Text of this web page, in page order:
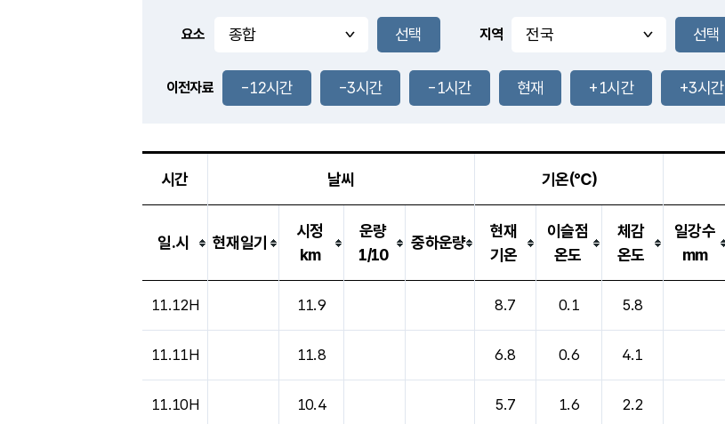
풍도
3.7m/s
-mm
29.2
℃
-
29.5℃
0.8m/s
-mm
-mm
요소 지역
이전자료 -12시간 -3시간 -1시간 현재 +1시간 +3시간
시간 날씨 기온(℃)
일.시 현재일기
시정
km
운량
1/10
중하운량
현재
기온
이슬점
온도
체감
온도
일강수
mm
11.12H 11.9 8.7 0.1 5.8
11.11H 11.8 6.8 0.6 4.1
11.10H 10.4 5.7 1.6 2.2